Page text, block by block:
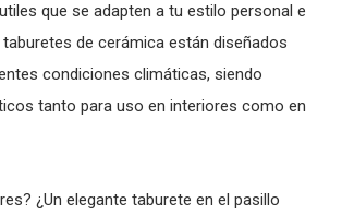
que se adapten a tu estilo personal e
de cerámica están diseñados
condiciones climáticas, siendo
tanto para uso en interiores como en
¿Un elegante taburete en el pasillo